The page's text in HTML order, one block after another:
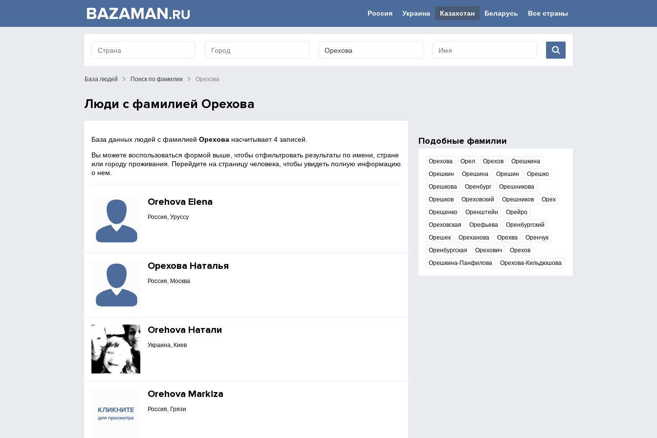
Россия Украина Казахстан Беларусь Все страны
База людей Поиск по фамилии Орехова
Люди с фамилией Орехова
База данных людей с фамилиейОрехова насчитывает 4 записей.
Вы можете воспользоваться формой выше, чтобы отфильтровать результаты по имени, стране
или городу проживания. Перейдите на страницу человека, чтобы увидеть полную информацию
о нем.
Orehova Elena
Россия, Уруссу
Орехова Наталья
Россия, Москва
Orehova Натали
Украина, Киев
Orehova Markiza
Россия, Грязи
Подобные фамилии
Орехова Орел Орехов
Орешкина
Орешкин
Орешина Орешин
Орешко
Орешкова
Оренбург
Орешникова
Орешков
Ореховский Орешников
Орех
Орещенко
Оренштейн
Орейро
Ореховская
Орефьева
Оренбургский
Орешек
Ореханова Орехва
Оренчук
Оренбургская
Орехович
Орехов
Орешкина-Панфилова
Орехова-Кильдюшова